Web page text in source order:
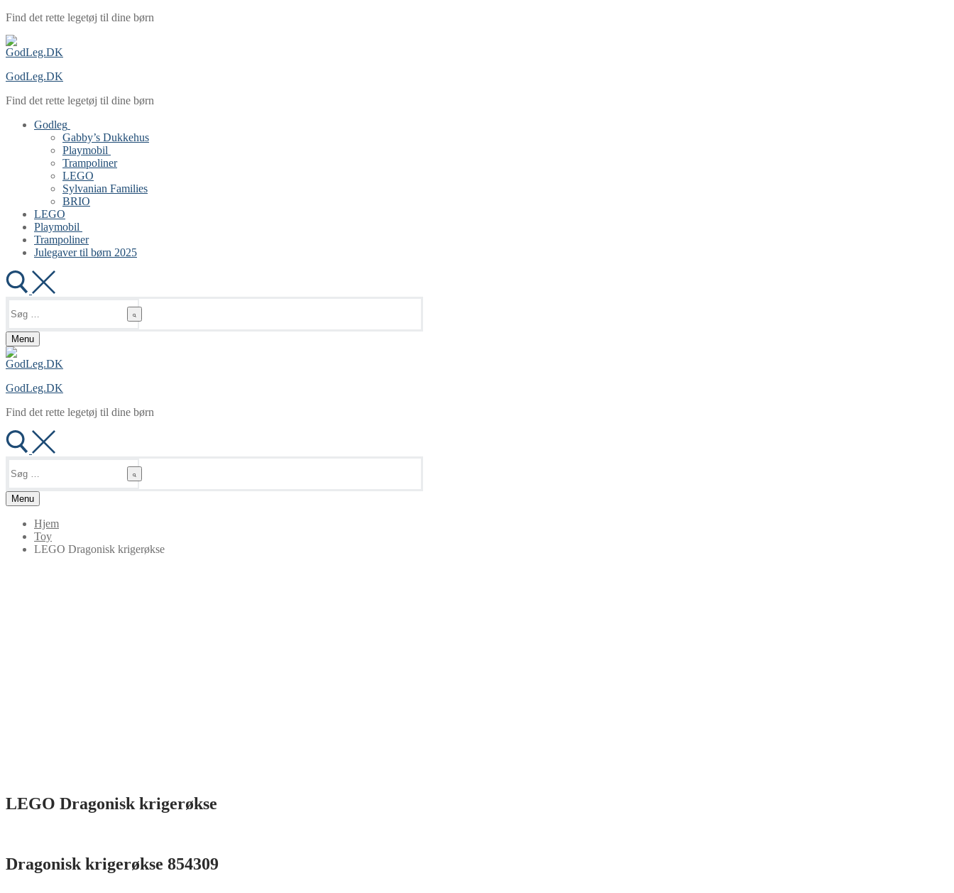
Spring
indhold
Menu
Luk
Find det rette legetøj til dine børn
GodLeg.DK
Find det rette legetøj til dine børn
Godleg
Gabby’s Dukkehus
Playmobil
Trampoliner
LEGO
Sylvanian Families
BRIO
LEGO
Playmobil
Trampoliner
Julegaver til børn 2025
efter:
Menu
GodLeg.DK
Find det rette legetøj til dine børn
efter:
Menu
Hjem
Toy
LEGO Dragonisk krigerøkse
LEGO Dragonisk krigerøkse
Dragonisk krigerøkse 854309